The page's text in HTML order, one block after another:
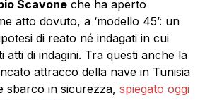
Scavone che ha aperto
atto dovuto, a ‘modello 45’: un
di reato né indagati in cui
atti di indagini. Tra questi anche la
attracco della nave in Tunisia
sbarco in sicurezza, spiegato oggi